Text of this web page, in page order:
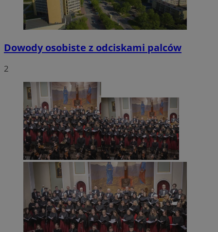
Dowody osobiste z odciskami palców
2